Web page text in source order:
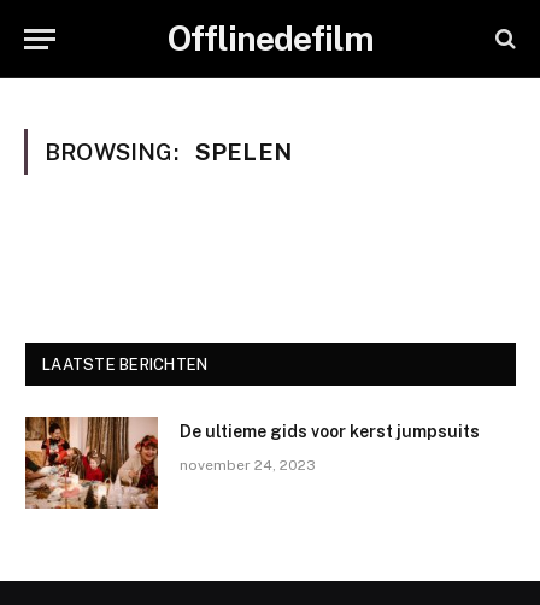
Offlinedefilm
BROWSING: SPELEN
LAATSTE BERICHTEN
De ultieme gids voor kerst jumpsuits
november 24, 2023